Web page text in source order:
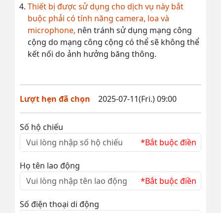
Thiết bị được sử dụng cho dịch vụ này bắt
buộc phải có tính năng camera, loa và
microphone, nên tránh sử dụng mạng công
cộng do mạng công cộng có thể sẽ không thể
kết nối do ảnh hưởng băng thông.
Lượt hẹn đã chọn 2025-07-11(Fri.) 09:00
Số hộ chiếu
*Bắt buộc điền
Họ tên lao động
*Bắt buộc điền
Số điện thoại di động